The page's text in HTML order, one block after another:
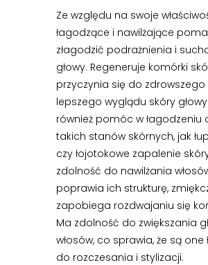
Ze względu na swoje
łagodzące i nawilżające
złagodzić podrażnienia i
głowy. Regeneruje komórki
przyczynia się do zdrowszego
lepszego wyglądu skóry
również pomóc w łagodzeniu
takich stanów skórnych, jak
czy łojotokowe zapalenie
zdolność do nawilżania
poprawia ich strukturę,
zapobiega rozdwajaniu się
Ma zdolność do zwiększania
włosów, co sprawia, że są one
do rozczesania i stylizacji.